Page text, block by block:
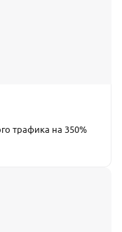
трафика на 350%